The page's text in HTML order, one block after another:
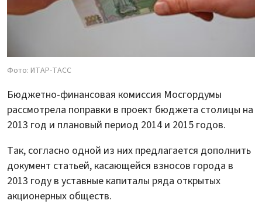
Фото: ИТАР-ТАСС
Бюджетно-финансовая комиссия Мосгордумы
рассмотрела поправки в проект бюджета столицы на
2013 год и плановый период 2014 и 2015 годов.
Так, согласно одной из них предлагается дополнить
документ статьей, касающейся взносов города в
2013 году в уставные капиталы ряда открытых
акционерных обществ.